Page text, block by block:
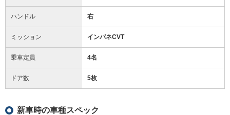
ハンドル 右
ミッション インパネCVT
乗車定員 4名
ドア数 5枚
新車時の車種スペック